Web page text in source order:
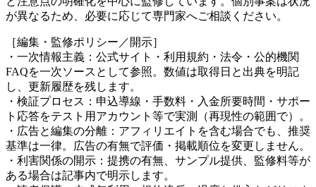
が異なるため、必要に応じて専門家へご相談ください。
［編集・監修ポリシー／開示］
・一次情報主義：公式サイト・利用規約・法令・公的機関
FAQを一次ソースとして参照。数値は取得日と出典を明記
し、更新履歴を残します。
・検証プロセス：申込導線・手数料・入金所要時間・サポー
ト応答をテスト用アカウント等で実測（再現性の範囲で）。
・広告と編集の分離：アフィリエイトを含む場合でも、推奨
基準は一律。広告の有無で評価・掲載順位を変更しません。
・利害関係の開示：提携の有無、サンプル提供、監修料等が
ある場合は記事内で明示します。